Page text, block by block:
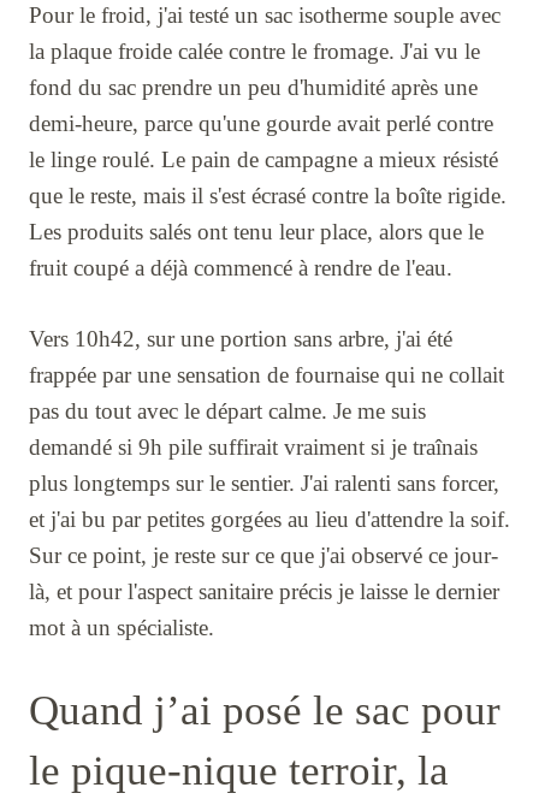
Pour le froid, j'ai testé un sac isotherme souple avec
la plaque froide calée contre le fromage. J'ai vu le
fond du sac prendre un peu d'humidité après une
demi-heure, parce qu'une gourde avait perlé contre
le linge roulé. Le pain de campagne a mieux résisté
que le reste, mais il s'est écrasé contre la boîte rigide.
Les produits salés ont tenu leur place, alors que le
fruit coupé a déjà commencé à rendre de l'eau.
Vers 10h42, sur une portion sans arbre, j'ai été
frappée par une sensation de fournaise qui ne collait
pas du tout avec le départ calme. Je me suis
demandé si 9h pile suffirait vraiment si je traînais
plus longtemps sur le sentier. J'ai ralenti sans forcer,
et j'ai bu par petites gorgées au lieu d'attendre la soif.
Sur ce point, je reste sur ce que j'ai observé ce jour-
là, et pour l'aspect sanitaire précis je laisse le dernier
mot à un spécialiste.
Quand j’ai posé le sac pour
le pique-nique terroir, la